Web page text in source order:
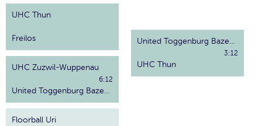
UHC Thun
Freilos
UHC Zuzwil-Wuppenau
United Toggenburg Bazenheid
6:12
Floorball Uri
United Toggenburg Bazenheid
UHC Thun
3:12